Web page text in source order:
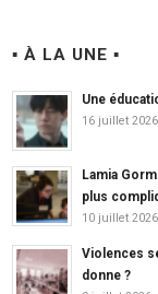
▪ À LA UNE ▪
Une
16 juillet
Lamia
plus
10 juillet
Violences
donne ?